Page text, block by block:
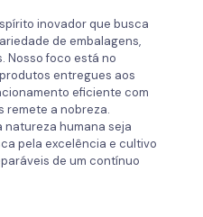
inovador que busca
de embalagens,
Nosso foco está no
entregues aos
eficiente com
remete a nobreza.
humana seja
pela excelência e cultivo
de um contínuo